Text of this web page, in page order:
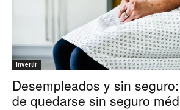
Invertir
Desempleados y sin
de quedarse sin seguro